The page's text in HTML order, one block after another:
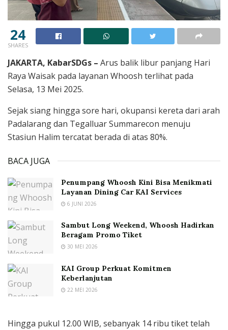
24
SHARES
JAKARTA, KabarSDGs – Arus balik libur panjang Hari
Raya Waisak pada layanan Whoosh terlihat pada
Selasa, 13 Mei 2025.
Sejak siang hingga sore hari, okupansi kereta dari arah
Padalarang dan Tegalluar Summarecon menuju
Stasiun Halim tercatat berada di atas 80%.
BACA JUGA
Penumpang Whoosh Kini Bisa Menikmati
Layanan Dining Car KAI Services
6 JUNI 2026
Sambut Long Weekend, Whoosh Hadirkan
Beragam Promo Tiket
30 MEI 2026
KAI Group Perkuat Komitmen
Keberlanjutan
22 MEI 2026
Hingga pukul 12.00 WIB, sebanyak 14 ribu tiket telah